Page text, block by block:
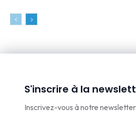
S'inscrire à la
Inscrivez-vous à notre